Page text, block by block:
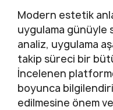
Modern estetik
uygulama günüyle
analiz, uygulama
takip süreci bir
İncelenen
boyunca
edilmesine önem